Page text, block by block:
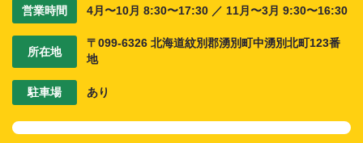
営業時間 4月〜10月 8:30〜17:30 ／ 11月〜3月 9:30〜16:30
所在地
〒099-6326 北海道紋別郡湧別町中湧別北町123番
地
駐車場 あり